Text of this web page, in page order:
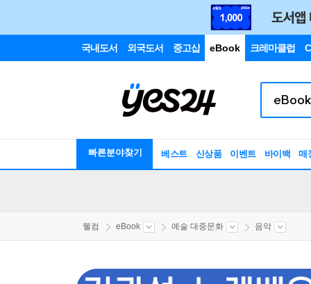
국내도서 외국도서 중고샵 eBook 크레마클럽
빠른분야찾기 베스트 신상품 이벤트 바이백 매
웰컴 eBook 예술 대중문화 음악